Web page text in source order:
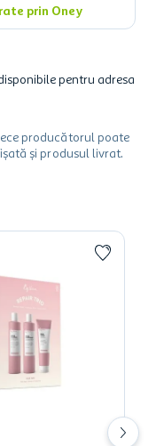
prin Oney
pentru adresa
producătorul poate
și produsul livrat.